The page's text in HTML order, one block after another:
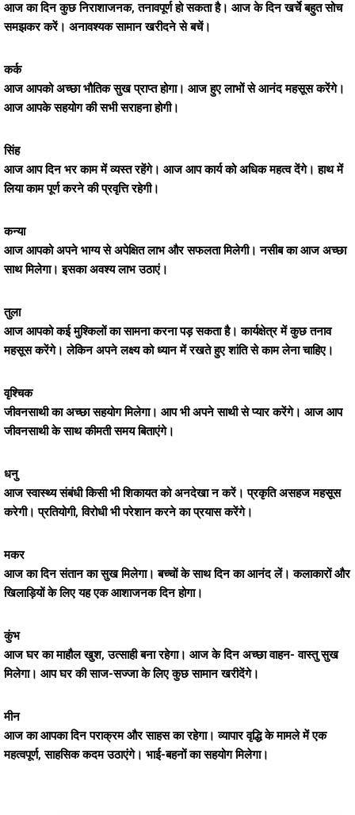
आज का दिन कुछ निराशाजनक, तनावपूर्ण हो सकता है। आज के दिन खर्चे बहुत सोच
समझकर करें। अनावश्यक सामान खरीदने से बचें।
कर्क
आज आपको अच्छा भौतिक सुख प्राप्त होगा। आज हुए लाभों से आनंद महसूस करेंगे।
आज आपके सहयोग की सभी सराहना होगी।
सिंह
आज आप दिन भर काम में व्यस्त रहेंगे। आज आप कार्य को अधिक महत्व देंगे। हाथ में
लिया काम पूर्ण करने की प्रवृत्ति रहेगी।
कन्या
आज आपको अपने भाग्य से अपेक्षित लाभ और सफलता मिलेगी। नसीब का आज अच्छा
साथ मिलेगा। इसका अवश्य लाभ उठाएं।
तुला
आज आपको कई मुश्किलों का सामना करना पड़ सकता है। कार्यक्षेत्र में कुछ तनाव
महसूस करेंगे। लेकिन अपने लक्ष्य को ध्यान में रखते हुए शांति से काम लेना चाहिए।
वृश्चिक
जीवनसाथी का अच्छा सहयोग मिलेगा। आप भी अपने साथी से प्यार करेंगे। आज आप
जीवनसाथी के साथ कीमती समय बिताएंगे।
धनु
आज स्वास्थ्य संबंधी किसी भी शिकायत को अनदेखा न करें। प्रकृति असहज महसूस
करेगी। प्रतियोगी, विरोधी भी परेशान करने का प्रयास करेंगे।
मकर
आज का दिन संतान का सुख मिलेगा। बच्चों के साथ दिन का आनंद लें। कलाकारों और
खिलाड़ियों के लिए यह एक आशाजनक दिन होगा।
कुंभ
आज घर का माहौल खुश, उत्साही बना रहेगा। आज के दिन अच्छा वाहन- वास्तु सुख
मिलेगा। आप घर की साज-सज्जा के लिए कुछ सामान खरीदेंगे।
मीन
आज का आपका दिन पराक्रम और साहस का रहेगा। व्यापार वृद्धि के मामले में एक
महत्वपूर्ण, साहसिक कदम उठाएंगे। भाई-बहनों का सहयोग मिलेगा।